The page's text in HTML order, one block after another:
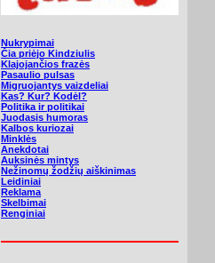
Nukrypimai
Čia priėjo Kindziulis
Klajojančios frazės
Pasaulio pulsas
Migruojantys vaizdeliai
Kas? Kur? Kodėl?
Politika ir politikai
Juodasis humoras
Kalbos kuriozai
Minklės
Anekdotai
Auksinės mintys
Nežinomų žodžių aiškinimas
Leidiniai
Reklama
Skelbimai
Renginiai